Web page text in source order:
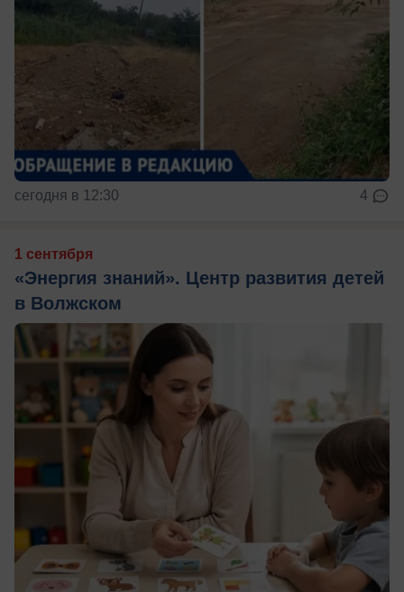
сегодня в 12:30 4
1 сентября
«Энергия знаний». Центр развития детей
в Волжском